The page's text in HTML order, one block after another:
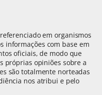
em organismos
informações com base em
oficiais, de modo que
próprias opiniões sobre a
são totalmente norteadas
nos atribui e pelo